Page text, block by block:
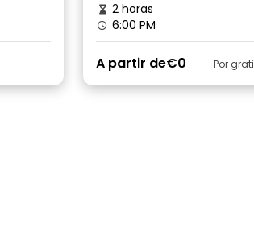
2 horas
6:00 PM
A partir de€0 Por